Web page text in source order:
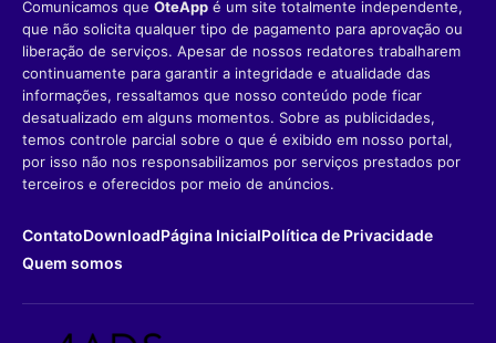
Comunicamos que OteApp é um site totalmente independente,
que não solicita qualquer tipo de pagamento para aprovação ou
liberação de serviços. Apesar de nossos redatores trabalharem
continuamente para garantir a integridade e atualidade das
informações, ressaltamos que nosso conteúdo pode ficar
desatualizado em alguns momentos. Sobre as publicidades,
temos controle parcial sobre o que é exibido em nosso portal,
por isso não nos responsabilizamos por serviços prestados por
terceiros e oferecidos por meio de anúncios.
ContatoDownloadPágina InicialPolítica de Privacidade
Quem somos